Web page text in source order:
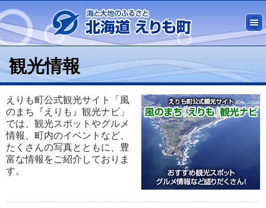
観光情報
えりも町公式観光サイト「風
のまち『えりも』観光ナビ」
では、観光スポットやグルメ
情報、町内のイベントなど、
たくさんの写真とともに、豊
富な情報をご紹介しておりま
す。